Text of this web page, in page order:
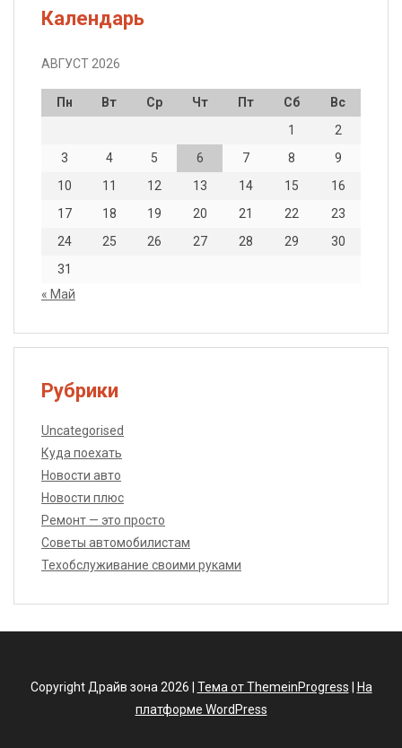
Календарь
АВГУСТ 2026
Пн Вт Ср Чт Пт Сб
Вс
1
2
3
4 5 6 7 8
9
10
11 12 13 14 15
16
17
18 19 20 21 22
23
24
25 26 27 28 29
30
31
« Май
Рубрики
Uncategorised
Куда поехать
Новости авто
Новости плюс
Ремонт — это просто
Советы автомобилистам
Техобслуживание своими руками
Copyright Драйв зона 2026 | Тема от ThemeinProgress
На
платформе WordPress